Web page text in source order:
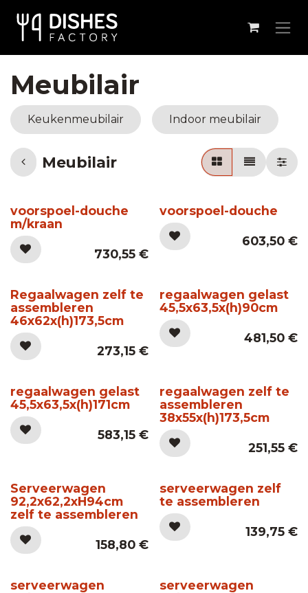
Meubilair
Keukenmeubilair Indoor meubilair
Meubilair
voorspoel-douche
m/kraan
730,55€
voorspoel-douche
603,50€
Regaalwagen zelf te
assembleren
46x62x(h)173,5cm
273,15€
regaalwagen gelast
45,5x63,5x(h)90cm
481,50€
regaalwagen gelast
45,5x63,5x(h)171cm
583,15€
regaalwagen zelf te
assembleren
38x55x(h)173,5cm
251,55€
Serveerwagen
92,2x62,2xH94cm
zelf te assembleren
158,80€
serveerwagen zelf
te assembleren
139,75€
serveerwagen
serveerwagen